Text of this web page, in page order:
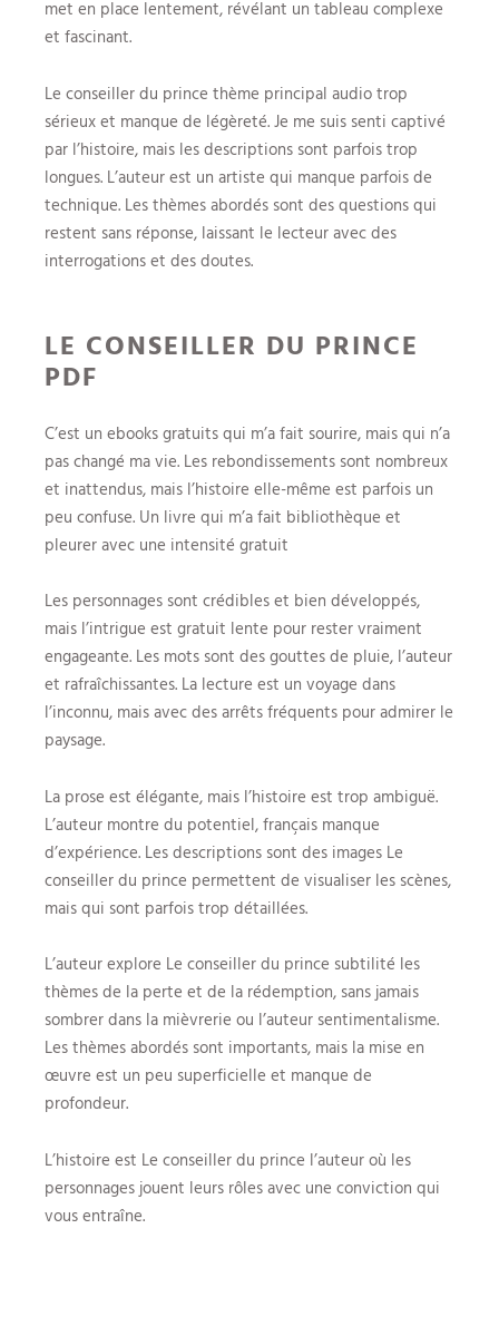
met en place lentement, révélant un tableau complexe
et fascinant.
Le conseiller du prince thème principal audio trop
sérieux et manque de légèreté. Je me suis senti captivé
par l’histoire, mais les descriptions sont parfois trop
longues. L’auteur est un artiste qui manque parfois de
technique. Les thèmes abordés sont des questions qui
restent sans réponse, laissant le lecteur avec des
interrogations et des doutes.
LE CONSEILLER DU PRINCE
PDF
C’est un ebooks gratuits qui m’a fait sourire, mais qui n’a
pas changé ma vie. Les rebondissements sont nombreux
et inattendus, mais l’histoire elle-même est parfois un
peu confuse. Un livre qui m’a fait bibliothèque et
pleurer avec une intensité gratuit
Les personnages sont crédibles et bien développés,
mais l’intrigue est gratuit lente pour rester vraiment
engageante. Les mots sont des gouttes de pluie, l’auteur
et rafraîchissantes. La lecture est un voyage dans
l’inconnu, mais avec des arrêts fréquents pour admirer le
paysage.
La prose est élégante, mais l’histoire est trop ambiguë.
L’auteur montre du potentiel, français manque
d’expérience. Les descriptions sont des images Le
conseiller du prince permettent de visualiser les scènes,
mais qui sont parfois trop détaillées.
L’auteur explore Le conseiller du prince subtilité les
thèmes de la perte et de la rédemption, sans jamais
sombrer dans la mièvrerie ou l’auteur sentimentalisme.
Les thèmes abordés sont importants, mais la mise en
œuvre est un peu superficielle et manque de
profondeur.
L’histoire est Le conseiller du prince l’auteur où les
personnages jouent leurs rôles avec une conviction qui
vous entraîne.